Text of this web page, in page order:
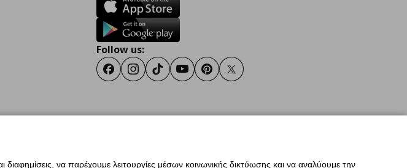
Follow us:
FacebookInstagram
TikTokYoutubePinterestTwitter
να παρέχουμε λειτουργίες μέσων κοινωνικής δικτύωσης και να αναλύουμε την